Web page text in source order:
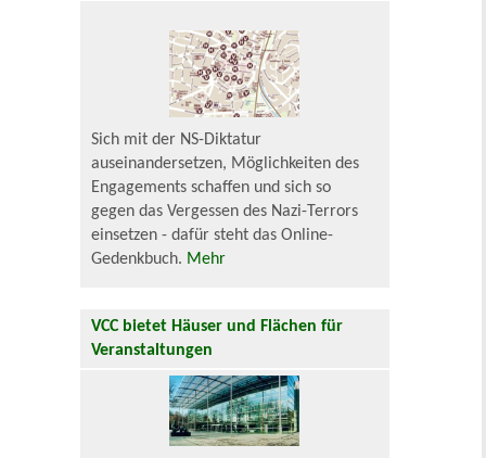
Sich mit der NS-Diktatur
auseinandersetzen, Möglichkeiten des
Engagements schaffen und sich so
gegen das Vergessen des Nazi-Terrors
einsetzen - dafür steht das Online-
Gedenkbuch. Mehr
VCC bietet Häuser und Flächen für
Veranstaltungen